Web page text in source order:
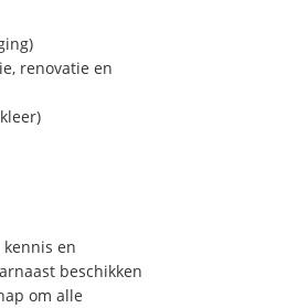
renovatie en
en
beschikken
om alle